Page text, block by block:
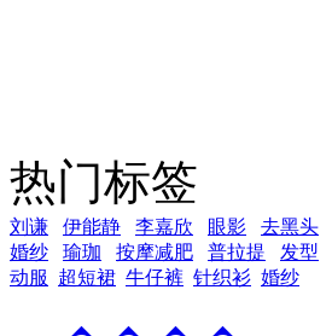
热门标签
刘谦 伊能静 李嘉欣 眼影 去黑头
婚纱
瑜珈 按摩减肥 普拉提 发型
动服
超短裙 牛仔裤 针织衫 婚纱